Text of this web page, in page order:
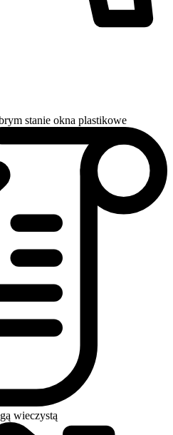
stanie okna plastikowe
wieczystą